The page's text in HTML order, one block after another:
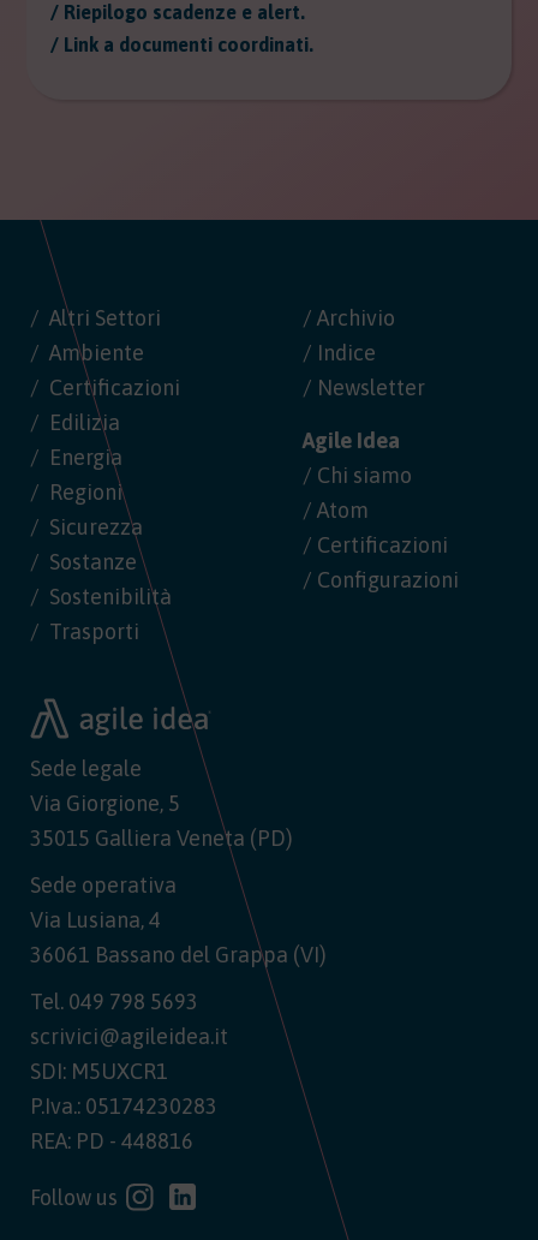
/ Riepilogo scadenze e alert.
/ Link a documenti coordinati.
Altri Settori
Ambiente
Certificazioni
Edilizia
Energia
Regioni
Sicurezza
Sostanze
Sostenibilità
Trasporti
/ Archivio
/ Indice
/ Newsletter
Agile Idea
/ Chi siamo
/ Atom
/ Certificazioni
/ Configurazioni
Sede legale
Via Giorgione, 5
35015 Galliera Veneta (PD)
Sede operativa
Via Lusiana, 4
36061 Bassano del Grappa (VI)
Tel. 049 798 5693
scrivici@agileidea.it
SDI: M5UXCR1
P.Iva.: 05174230283
REA: PD - 448816
Follow us